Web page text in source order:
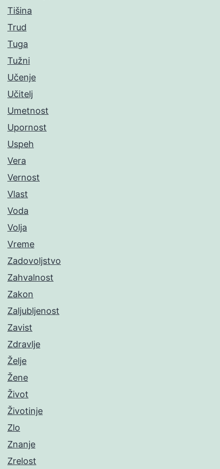
Tišina
Trud
Tuga
Tužni
Učenje
Učitelj
Umetnost
Upornost
Uspeh
Vera
Vernost
Vlast
Voda
Volja
Vreme
Zadovoljstvo
Zahvalnost
Zakon
Zaljubljenost
Zavist
Zdravlje
Želje
Žene
Život
Životinje
Zlo
Znanje
Zrelost